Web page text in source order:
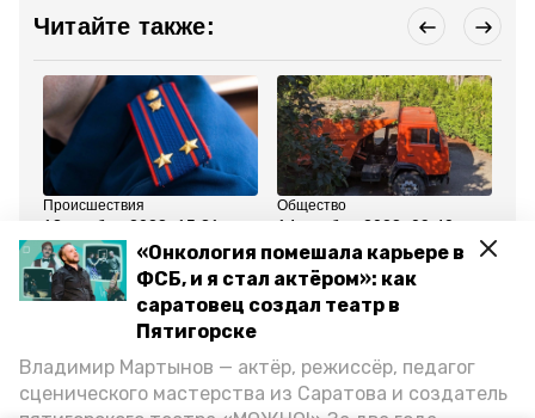
«Онкология помешала карьере в
ФСБ, и я стал актёром»: как
саратовец создал театр в
Пятигорске
Владимир Мартынов — актёр, режиссёр, педагог
сценического мастерства из Саратова и создатель
Читайте также:
Происшествия
13 ноября 2023, 15:31
Прокуратура
потребовала очистить
русло реки Юца в
Пятигорске
Общество
14 ноября 2023, 09:40
Активисты из
Пятигорска жалуются в
прокуратуру на вырубку
деревьев в кемпинге